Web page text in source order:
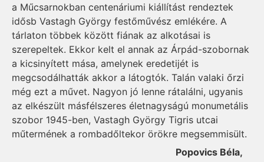
a Műcsarnokban centenáriumi kiállítást rendeztek
idősb Vastagh György festőművész emlékére. A
tárlaton többek között fiának az alkotásai is
szerepeltek. Ekkor kelt el annak az Árpád-szobornak
a kicsinyített mása, amelynek eredetijét is
megcsodálhatták akkor a látogtók. Talán valaki őrzi
még ezt a művet. Nagyon jó lenne rátalálni, ugyanis
az elkészült másfélszeres életnagyságú monumetális
szobor 1945-ben, Vastagh György Tigris utcai
műtermének a rombadőltekor örökre megsemmisült.
Popovics Béla,